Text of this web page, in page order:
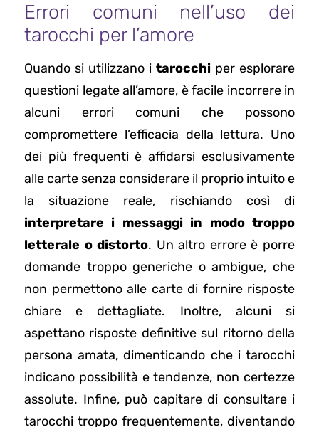
Errori comuni nell’uso dei
tarocchi per l’amore
Quando si utilizzano i tarocchi per esplorare
questioni legate all’amore, è facile incorrere in
alcuni errori comuni che possono
compromettere l’efficacia della lettura. Uno
dei più frequenti è affidarsi esclusivamente
alle carte senza considerare il proprio intuito e
la situazione reale, rischiando così di
interpretare i messaggi in modo troppo
letterale o distorto. Un altro errore è porre
domande troppo generiche o ambigue, che
non permettono alle carte di fornire risposte
chiare e dettagliate. Inoltre, alcuni si
aspettano risposte definitive sul ritorno della
persona amata, dimenticando che i tarocchi
indicano possibilità e tendenze, non certezze
assolute. Infine, può capitare di consultare i
tarocchi troppo frequentemente, diventando